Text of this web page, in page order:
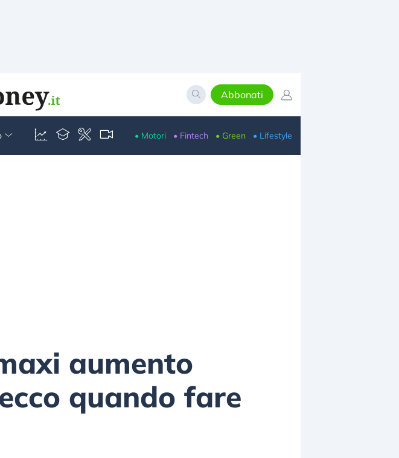
Abbonati
• Motori • Fintech • Green • Lifestyle
aumento
quando fare